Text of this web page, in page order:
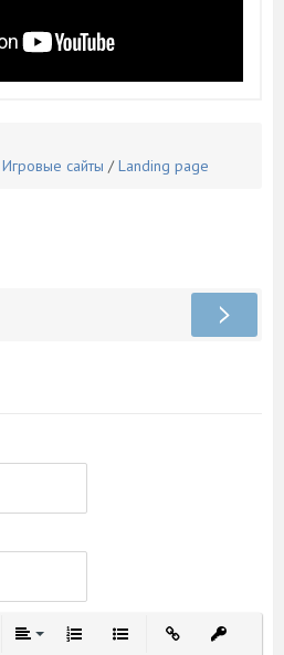
Игровые сайты /Landing page